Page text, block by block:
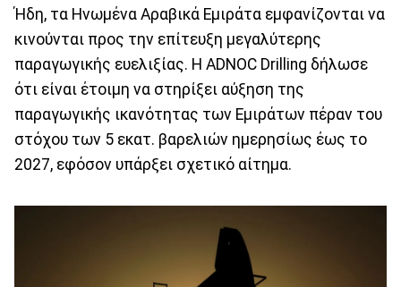
Ήδη, τα Ηνωμένα Αραβικά Εμιράτα εμφανίζονται να
κινούνται προς την επίτευξη μεγαλύτερης
παραγωγικής ευελιξίας. Η ADNOC Drilling δήλωσε
ότι είναι έτοιμη να στηρίξει αύξηση της
παραγωγικής ικανότητας των Εμιράτων πέραν του
στόχου των 5 εκατ. βαρελιών ημερησίως έως το
2027, εφόσον υπάρξει σχετικό αίτημα.